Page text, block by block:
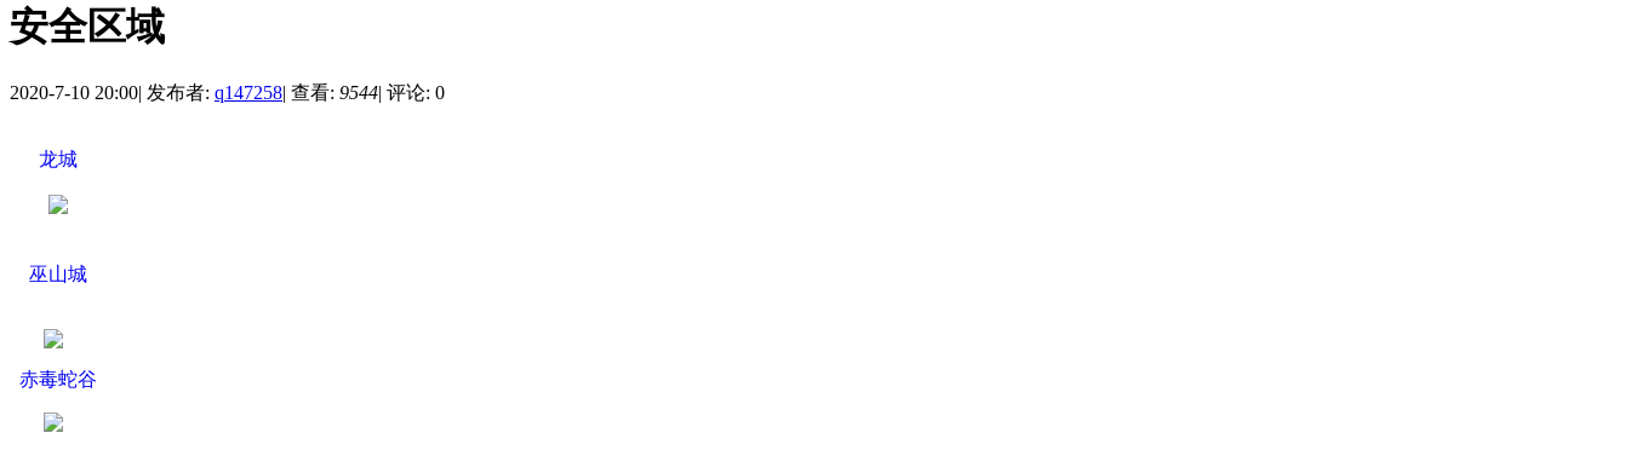
安全区域
2020-7-10 20:00| 发布者: q147258| 查看: 9544| 评论: 0
龙城
巫山城
赤毒蛇谷